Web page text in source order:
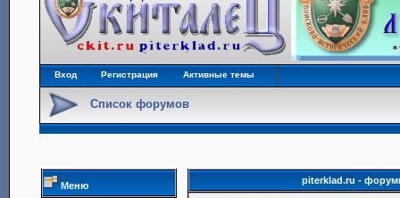
Вход Регистрация Активные темы
Список форумов
Меню piterklad.ru -